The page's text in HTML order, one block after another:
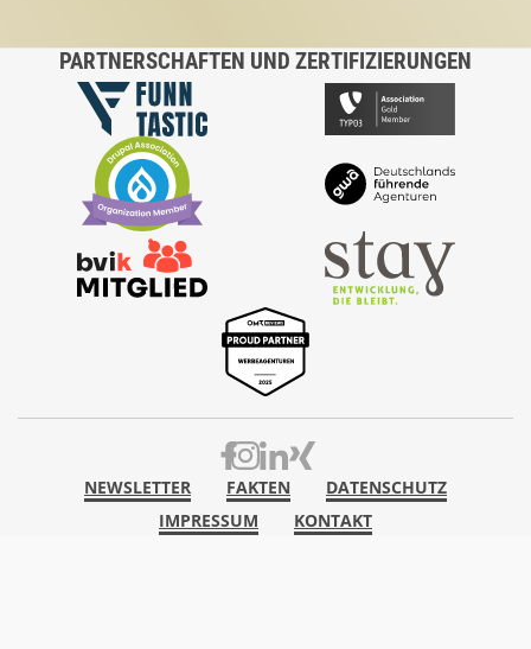
PARTNERSCHAFTEN UND ZERTIFIZIERUNGEN
Footer menu
NEWSLETTER FAKTEN
DATENSCHUTZ
IMPRESSUM
KONTAKT